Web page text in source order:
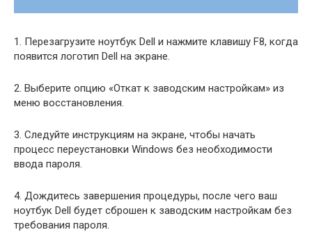
1. Перезагрузите ноутбук Dell и нажмите клавишу F8, когда
появится логотип Dell на экране.
2. Выберите опцию «Откат к заводским настройкам» из
меню восстановления.
3. Следуйте инструкциям на экране, чтобы начать
процесс переустановки Windows без необходимости
ввода пароля.
4. Дождитесь завершения процедуры, после чего ваш
ноутбук Dell будет сброшен к заводским настройкам без
требования пароля.